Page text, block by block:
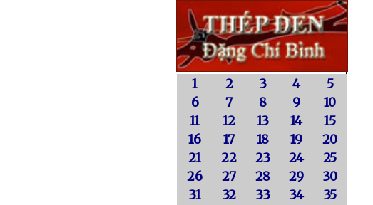
1 2 3 4
5
6
7 8 9
10
11
12 13 14
15
16
17 18 19
20
21
22 23 24
25
26
27 28 29
30
31
32 33 34
35